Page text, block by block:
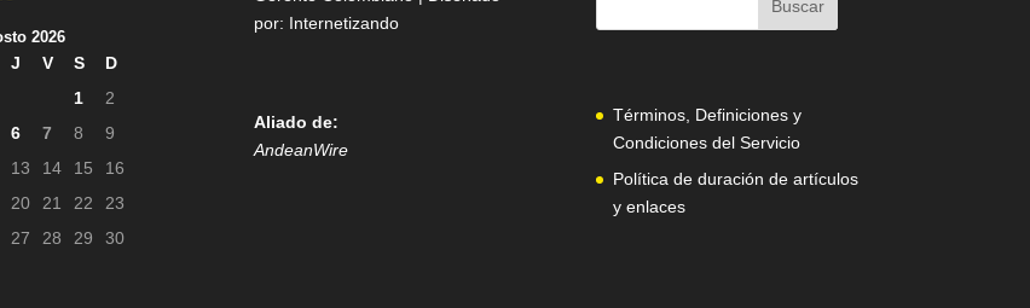
2026
J V S
D
1
2
6 7 8
9
13 14 15
16
20 21 22
23
27 28 29
30
por: Internetizando
Aliado de:
AndeanWire
Términos, Definiciones y
Condiciones del Servicio
Política de duración de artículos
y enlaces